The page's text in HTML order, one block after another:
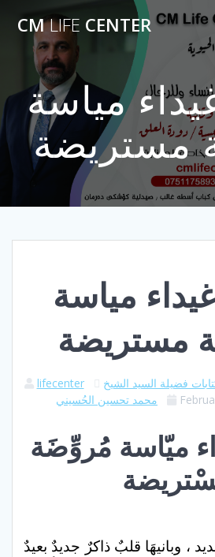
to
content
CMLIFE CENTER
مياسة
مستريضة
مياسة
مستريضة
lifecenter
فضيلة السيد الشيخ
محمد تحسين الحُسيني
ميّاسة مُروِّضَة
، وبانيهَا قلبٌ ذاكرٌ جديدٌ بعيدٌ